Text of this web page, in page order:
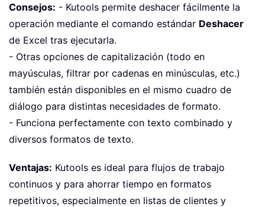
Consejos: - Kutools permite deshacer fácilmente la
operación mediante el comando estándar Deshacer
de Excel tras ejecutarla.
- Otras opciones de capitalización (todo en
mayúsculas, filtrar por cadenas en minúsculas, etc.)
también están disponibles en el mismo cuadro de
diálogo para distintas necesidades de formato.
- Funciona perfectamente con texto combinado y
diversos formatos de texto.
Ventajas: Kutools es ideal para flujos de trabajo
continuos y para ahorrar tiempo en formatos
repetitivos, especialmente en listas de clientes y